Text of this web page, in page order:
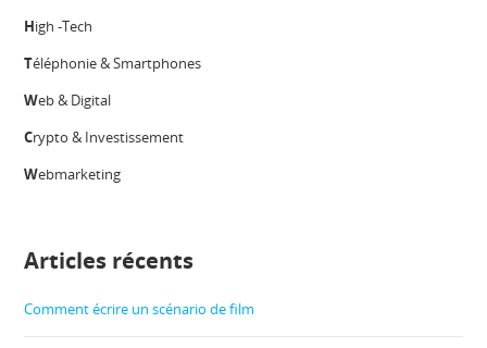
High -Tech
Téléphonie & Smartphones
Web & Digital
Crypto & Investissement
Webmarketing
Articles récents
Comment écrire un scénario de film